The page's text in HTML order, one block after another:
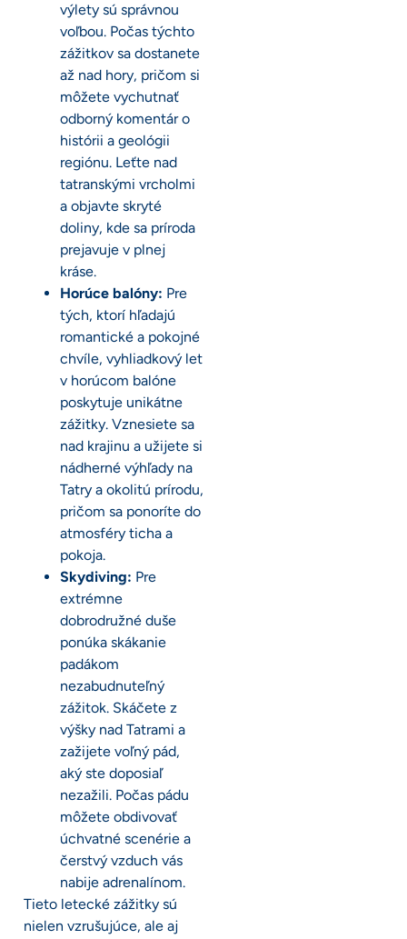
výlety sú správnou
voľbou. Počas týchto
zážitkov sa dostanete
až nad hory, pričom si
môžete vychutnať
odborný komentár o
histórii a geológii
regiónu. Leťte nad
tatranskými vrcholmi
a objavte skryté
doliny, kde sa príroda
prejavuje v plnej
kráse.
Horúce balóny: Pre
tých, ktorí hľadajú
romantické a pokojné
chvíle, vyhliadkový let
v horúcom balóne
poskytuje unikátne
zážitky. Vznesiete sa
nad krajinu a užijete si
nádherné výhľady na
Tatry a okolitú prírodu,
pričom sa ponoríte do
atmosféry ticha a
pokoja.
Skydiving: Pre
extrémne
dobrodružné duše
ponúka skákanie
padákom
nezabudnuteľný
zážitok. Skáčete z
výšky nad Tatrami a
zažijete voľný pád,
aký ste doposiaľ
nezažili. Počas pádu
môžete obdivovať
úchvatné scenérie a
čerstvý vzduch vás
nabije adrenalínom.
Tieto letecké zážitky sú
nielen vzrušujúce, ale aj